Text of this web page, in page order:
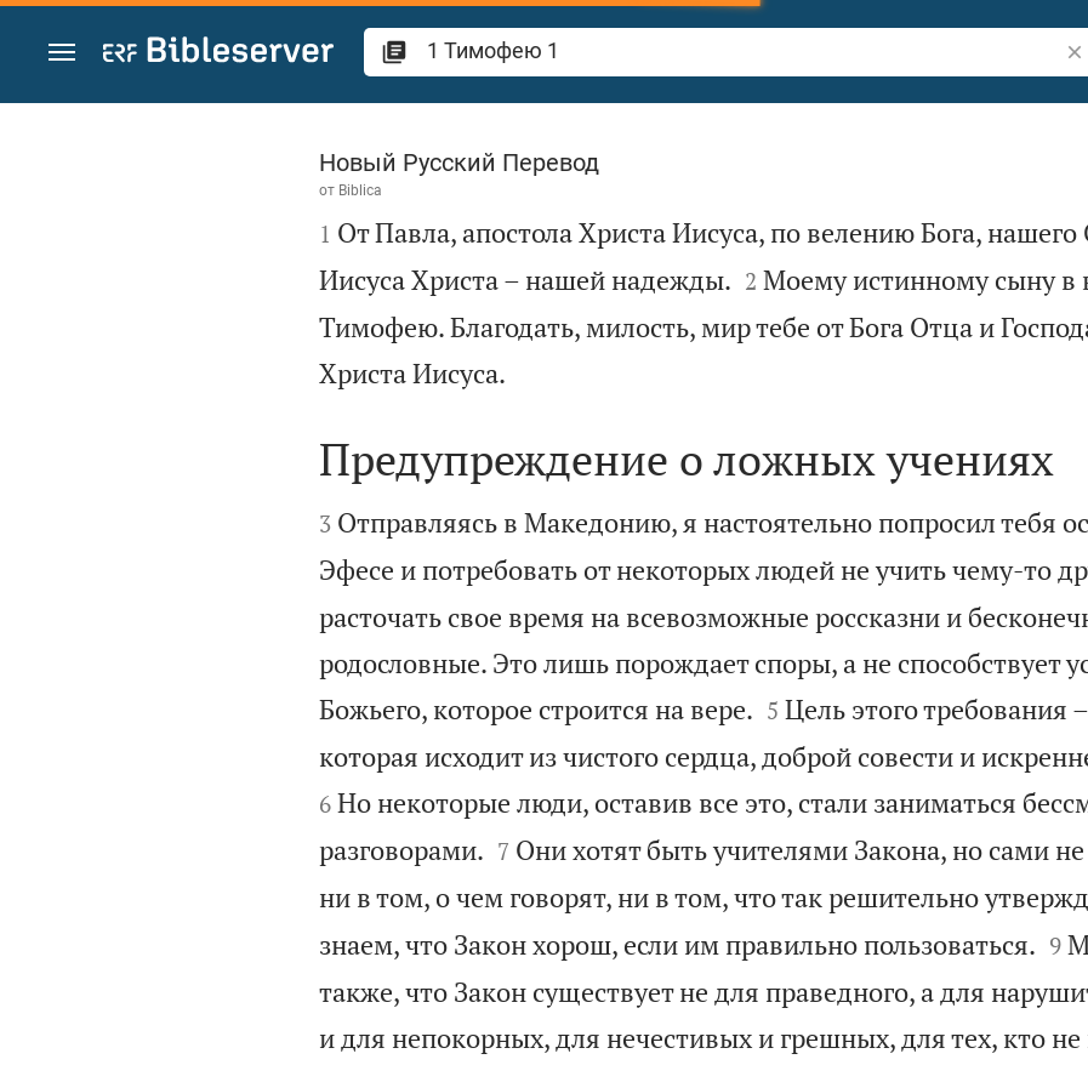
Перейти к содержанию
1 Тимофею 1
Новый Русский Перевод
от Biblica

1 От Павла, апостола Христа Иисуса, по велению Бога, нашего
Иисуса Христа – нашей надежды.
2 Моему истинному сыну в
Тимофею. Благодать, милость, мир тебе от Бога Отца и
Христа Иисуса.

Предупреждение о ложных учениях

3 Отправляясь в Македонию, я настоятельно попросил тебя
Эфесе и потребовать от некоторых людей не учить чему-то
расточать свое время на всевозможные россказни и
родословные. Это лишь порождает споры, а не способствует
Божьего, которое строится на вере.
5 Цель этого требования
которая исходит из чистого сердца, доброй совести и
6 Но некоторые люди, оставив все это, стали заниматься
разговорами.
7 Они хотят быть учителями Закона, но сами
ни в том, о чем говорят, ни в том, что так решительно
знаем, что Закон хорош, если им правильно пользоваться.
9
также, что Закон существует не для праведного, а для
и для непокорных, для нечестивых и грешных, для тех, кто не